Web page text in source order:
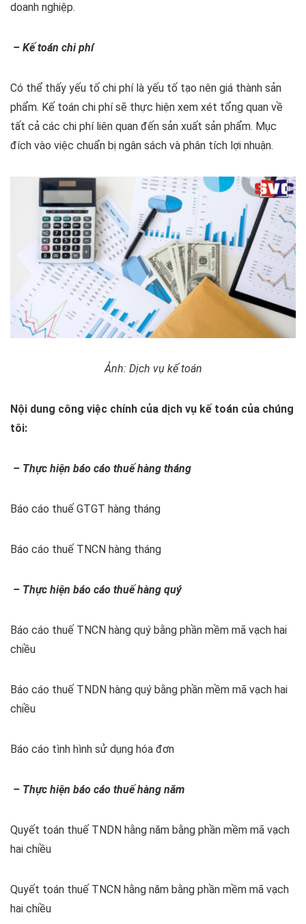
doanh nghiệp.
– Kế toán chi phí
Có thể thấy yếu tố chi phí là yếu tố tạo nên giá thành sản
phẩm. Kế toán chi phí sẽ thực hiện xem xét tổng quan về
tất cả các chi phí liên quan đến sản xuất sản phẩm. Mục
đích vào việc chuẩn bị ngân sách và phân tích lợi nhuận.
Ảnh: Dịch vụ kế toán
Nội dung công việc chính của dịch vụ kế toán của chúng
tôi:
– Thực hiện báo cáo thuế hàng tháng
Báo cáo thuế GTGT hàng tháng
Báo cáo thuế TNCN hàng tháng
– Thực hiện báo cáo thuế hàng quý
Báo cáo thuế TNCN hàng quý bằng phần mềm mã vạch hai
chiều
Báo cáo thuế TNDN hàng quý bằng phần mềm mã vạch hai
chiều
Báo cáo tình hình sử dụng hóa đơn
– Thực hiện báo cáo thuế hàng năm
Quyết toán thuế TNDN hằng năm bằng phần mềm mã vạch
hai chiều
Quyết toán thuế TNCN hằng năm bằng phần mềm mã vạch
hai chiều